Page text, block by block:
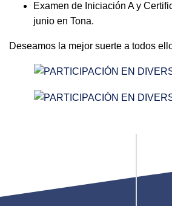
Examen de Iniciación A y
junio en Tona.
Deseamos la mejor suerte a todos